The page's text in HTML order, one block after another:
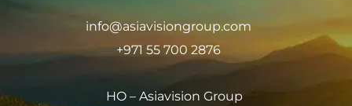
info@asiavisiongroup.com
+971 55 700 2876
HO – Asiavision Group